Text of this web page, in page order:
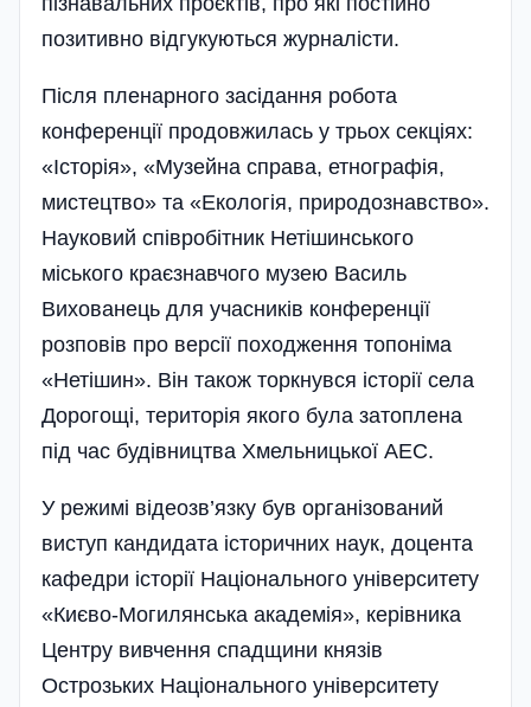
позитивно відгукуються журналісти.
Після пленарного засідання робота
конференції продовжилась у трьох секціях:
«Історія», «Музейна справа, етнографія,
мистецтво» та «Екологія, природознавство».
Науковий співробітник Нетішинського
міського краєзнавчого музею Василь
Вихованець для учасників конференції
розповів про версії походження топоніма
«Нетішин». Він також торкнувся історії села
Дорогощі, територія якого була затоплена
під час будівництва Хмельницької АЕС.
У режимі відеозв’язку був організований
виступ кандидата історичних наук, доцента
кафедри історії Національного університету
«Києво-Могилянська академія», керівника
Центру вивчення спадщини князів
Острозьких Національного університету